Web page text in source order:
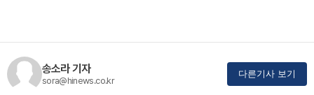
송소라 기자
sora@hinews.co.kr
다른기사 보기